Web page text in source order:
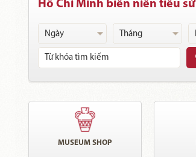
Hồ Chí Minh biên niên tiểu sử
MUSEUM SHOP